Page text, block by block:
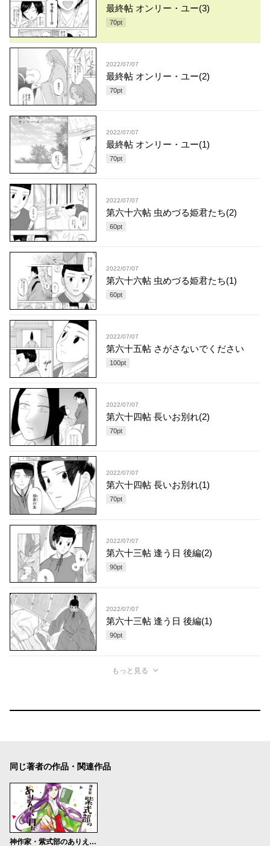
最終帖 オンリー・ユー(3)
70pt
2022/07/07
最終帖 オンリー・ユー(2)
70pt
2022/07/07
最終帖 オンリー・ユー(1)
70pt
2022/07/07
第六十六帖 虫めづる姫君たち(2)
60pt
2022/07/07
第六十六帖 虫めづる姫君たち(1)
60pt
2022/07/07
第六十五帖 さがさないでください
100pt
2022/07/07
第六十四帖 長いお別れ(2)
70pt
2022/07/07
第六十四帖 長いお別れ(1)
70pt
2022/07/07
第六十三帖 逢う日 後編(2)
90pt
2022/07/07
第六十三帖 逢う日 後編(1)
90pt
もっと見る
同じ著者の作品・関連作品
神作家・紫式部のありえない日々